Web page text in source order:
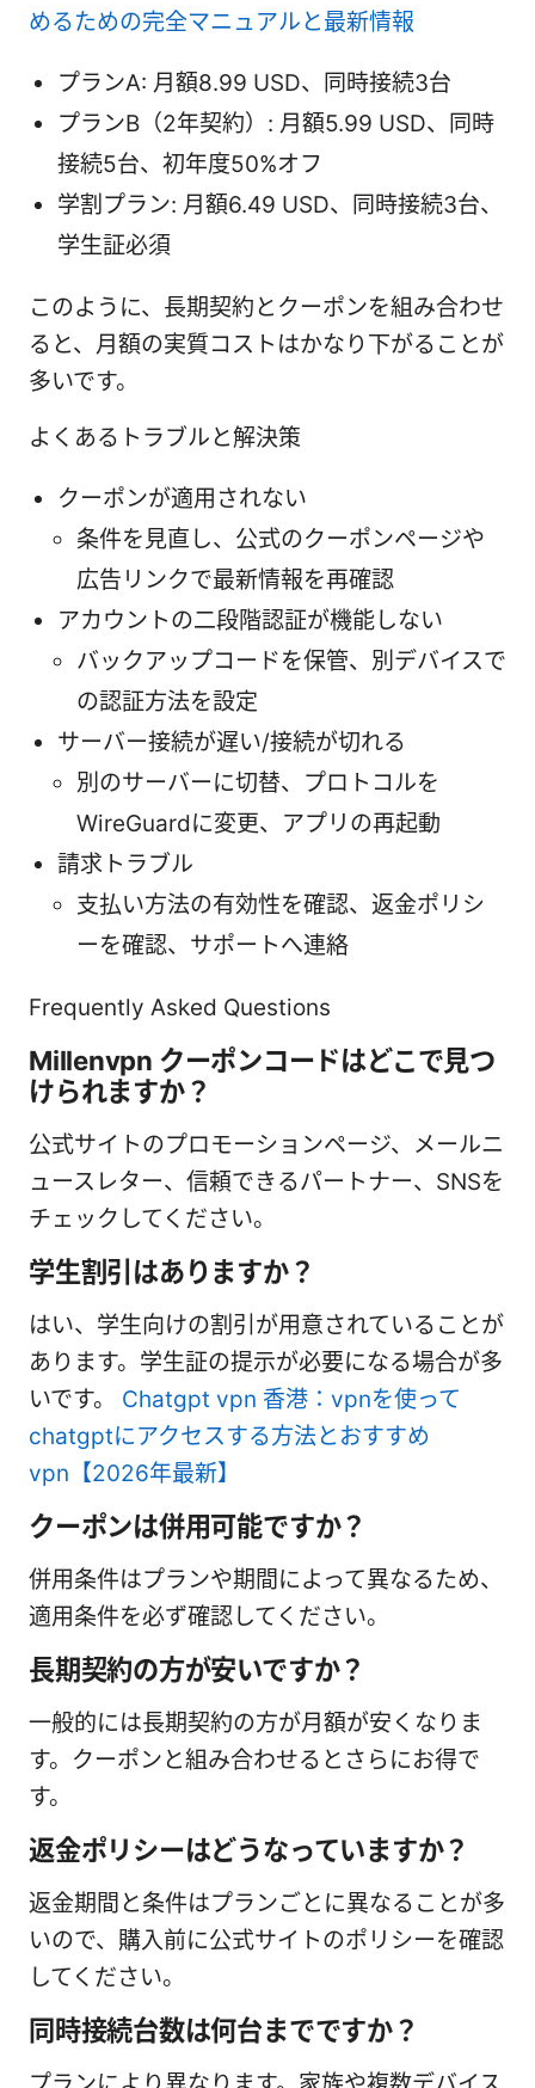
めるための完全マニュアルと最新情報
プランA: 月額8.99 USD、同時接続3台
プランB（2年契約）: 月額5.99 USD、同時
接続5台、初年度50%オフ
学割プラン: 月額6.49 USD、同時接続3台、
学生証必須
このように、長期契約とクーポンを組み合わせ
ると、月額の実質コストはかなり下がることが
多いです。
よくあるトラブルと解決策
クーポンが適用されない
条件を見直し、公式のクーポンページや
広告リンクで最新情報を再確認
アカウントの二段階認証が機能しない
バックアップコードを保管、別デバイスで
の認証方法を設定
サーバー接続が遅い/接続が切れる
別のサーバーに切替、プロトコルを
WireGuardに変更、アプリの再起動
請求トラブル
支払い方法の有効性を確認、返金ポリシ
ーを確認、サポートへ連絡
Frequently Asked Questions
Millenvpn クーポンコードはどこで見つ
けられますか？
公式サイトのプロモーションページ、メールニ
ュースレター、信頼できるパートナー、SNSを
チェックしてください。
学生割引はありますか？
はい、学生向けの割引が用意されていることが
あります。学生証の提示が必要になる場合が多
いです。 Chatgpt vpn 香港：vpnを使って
chatgptにアクセスする方法とおすすめ
vpn【2026年最新】
クーポンは併用可能ですか？
併用条件はプランや期間によって異なるため、
適用条件を必ず確認してください。
長期契約の方が安いですか？
一般的には長期契約の方が月額が安くなりま
す。クーポンと組み合わせるとさらにお得で
す。
返金ポリシーはどうなっていますか？
返金期間と条件はプランごとに異なることが多
いので、購入前に公式サイトのポリシーを確認
してください。
同時接続台数は何台までですか？